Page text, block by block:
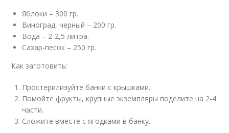
Яблоки – 300 гр.
Виноград, черный – 200 гр.
Вода – 2-2,5 литра.
Сахар-песок – 250 гр.
Как заготовить:
Простерилизуйте банки с крышками.
Помойте фрукты, крупные экземпляры поделите на 2-4
части.
Сложите вместе с ягодками в банку.